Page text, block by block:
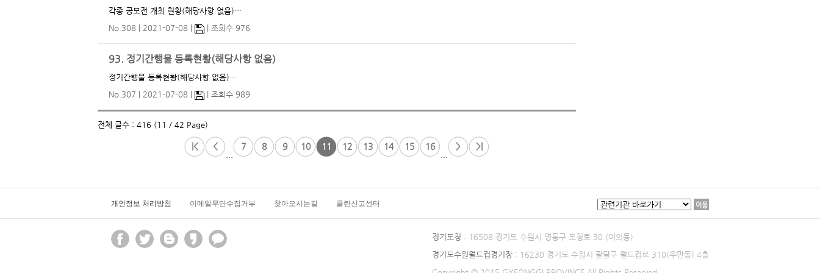
각종 공모전 개최 현황(해당사항 없음)…
No.308
2021-07-08 조회수 976
93. 정기간행물 등록현황(해당사항 없음)
정기간행물 등록현황(해당사항 없음)…
No.307
2021-07-08 조회수 989
전체 글수 : 416 (11 / 42 Page)
|< < 7 8 9 10 11 12 13 14 15 16 > >|
개인정보 처리방침 이메일무단수집거부 찾아오시는길 클린신고센터 이동
경기도청 : 16508 경기도 수원시 영통구 도청로 30 (이의동)
경기도수원월드컵경기장 : 16230 경기도 수원시 팔달구 월드컵로 310(우만동) 4층